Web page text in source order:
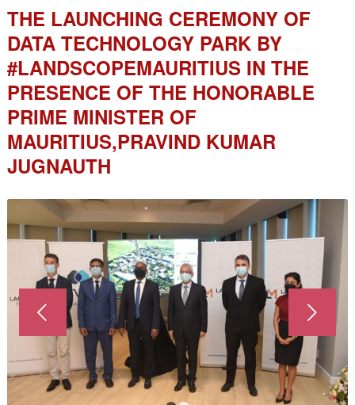
THE LAUNCHING CEREMONY OF
DATA TECHNOLOGY PARK BY
#LANDSCOPEMAURITIUS IN THE
PRESENCE OF THE HONORABLE
PRIME MINISTER OF
MAURITIUS,PRAVIND KUMAR
JUGNAUTH
Next